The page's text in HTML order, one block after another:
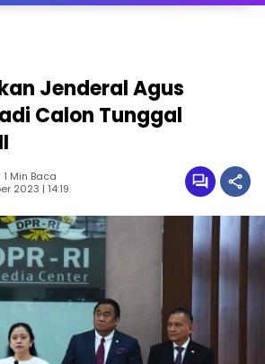
Jenderal Agus
Calon Tunggal
1 Min Baca
2023 | 14:19